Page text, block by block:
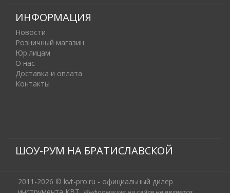
ИНФОРМАЦИЯ
Новости
Розничный магазин
Юр.лицам
О нас
Доставка и оплата
Контакты
ШОУ-РУМ НА БРАТИСЛАВСКОЙ
2011-2026 © kvt-pro.ru - официальный дилер